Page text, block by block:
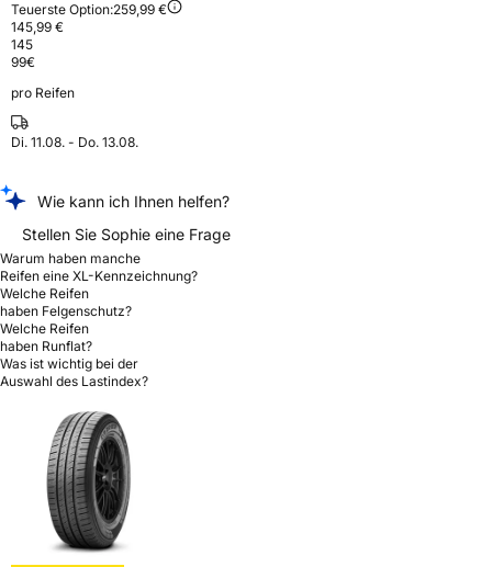
Teuerste Option:259,99 €
145,99 €
145
99€
pro Reifen
Di. 11.08. - Do. 13.08.
Wie kann ich Ihnen helfen?
Stellen Sie Sophie eine Frage
Warum haben manche
Reifen eine XL-Kennzeichnung?
Welche Reifen
haben Felgenschutz?
Welche Reifen
haben Runflat?
Was ist wichtig bei der
Auswahl des Lastindex?